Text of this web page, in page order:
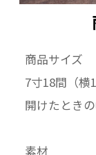
商品サイズ
7寸18間（横
開けたとき
素材